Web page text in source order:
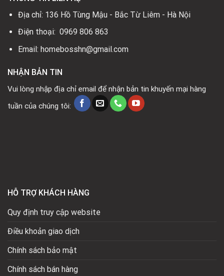
Địa chỉ: 136 Hồ Tùng Mậu - Bắc Từ Liêm - Hà Nội
Điện thoại: 0969 806 863
Email: homebosshn@gmail.com
NHẬN BẢN TIN
Vui lòng nhập địa chỉ email để nhận bản tin khuyến mại hàng
tuần của chúng tôi:
HỖ TRỢ KHÁCH HÀNG
Quy định truy cập website
Điều khoản giao dịch
Chính sách bảo mật
Chính sách bán hàng